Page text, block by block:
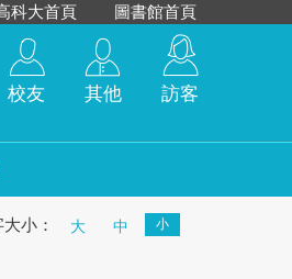
科大首頁 圖書館首頁
校友 其他 訪客
小： 大 中 小